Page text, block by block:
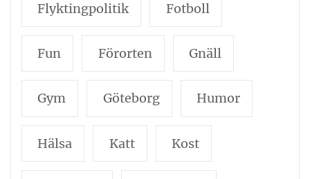
Flyktingpolitik Fotboll
Fun Förorten Gnäll
Gym Göteborg Humor
Hälsa Katt Kost